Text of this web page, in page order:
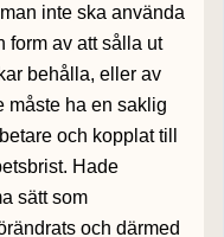
inte ska använda
form av att sålla ut
behålla, eller av
måste ha en saklig
och kopplat till
Hade
sätt som
och därmed